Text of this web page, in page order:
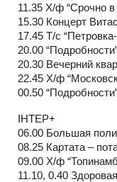
11.35 Х/ф “Срочно в
15.30 Концерт
17.45 Т/с
20.00
20.30 Вечерний
22.45 Х/ф
00.50
IНТЕР+
06.00 Большая
08.25 Картата –
09.00 Х/ф
11.10, 0.40